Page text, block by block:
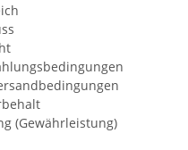
(Gewährleistung)